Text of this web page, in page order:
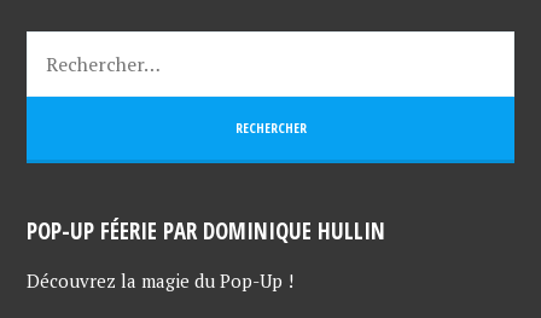
POP-UP FÉERIE PAR DOMINIQUE HULLIN
Découvrez la magie du Pop-Up !